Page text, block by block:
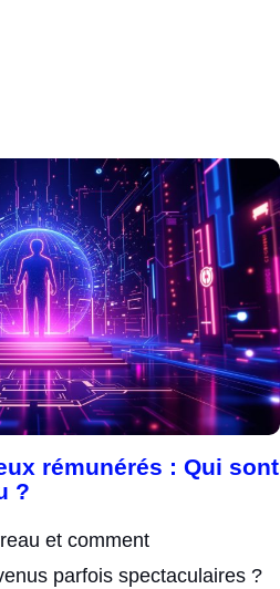
rémunérés : Qui sont
?
et comment
parfois spectaculaires ?